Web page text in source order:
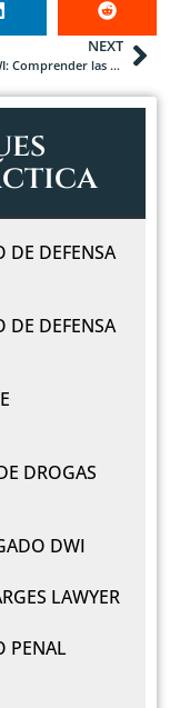
NEXT
DUI vs DWI: Comprender las diferencias en Texas
DEFENSA
DEFENSA
DROGAS
DWI
LAWYER
PENAL